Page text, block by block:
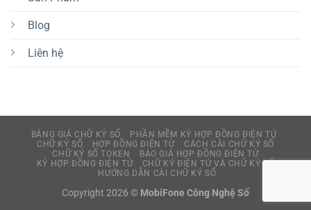
Blog
Liên hệ
BẢNG GIÁ CHỮ KÝ SỐ
PHẦN MỀM KÝ HỢP ĐỒNG ĐIỆN TỬ
CHỮ KÝ SỐ
HỢP ĐỒNG ĐIỆN TỬ
CÁCH CÀI CHỮ KÝ SỐ
CHỮ KÝ SỐ TOKEN
BÁO GIÁ HỢP ĐỒNG ĐIỆN TỬ
KÝ HỢP ĐỒNG ĐIỆN TỬ
CHỮ KÝ ĐIỆN TỬ VÀ CHỮ KÝ SỐ
HƯỚNG DẪN CÀI CHỮ KÝ SỐ
Copyright 2026 © MobiFone Công Nghệ Số